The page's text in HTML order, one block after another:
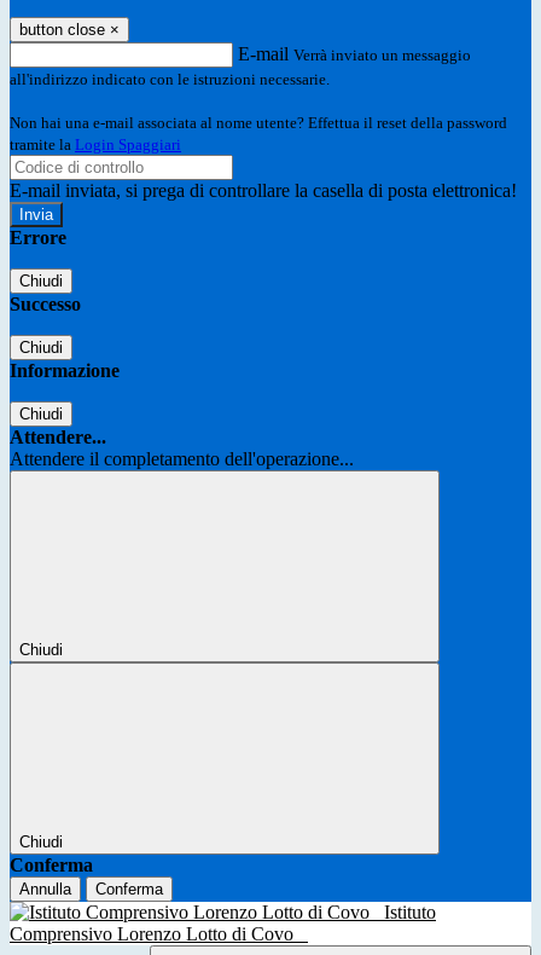
button close ×
E-mail Verrà inviato un messaggio
all'indirizzo indicato con le istruzioni necessarie.
Non hai una e-mail associata al nome utente? Effettua il reset della password
tramite la Login Spaggiari
E-mail inviata, si prega di controllare la casella di posta elettronica!
Errore
Chiudi
Successo
Chiudi
Informazione
Chiudi
Attendere...
Attendere il completamento dell'operazione...
Chiudi
Chiudi
Conferma
Annulla Conferma
Istituto
Comprensivo Lorenzo Lotto di Covo